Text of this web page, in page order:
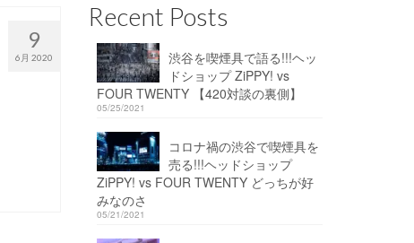
9
6月 2020
Recent Posts
渋谷を喫煙具で語る!!!ヘッ
ドショップ ZiPPY! vs
FOUR TWENTY 【420対談の裏側】
05/25/2021
コロナ禍の渋谷で喫煙具を
売る!!!ヘッドショップ
ZiPPY! vs FOUR TWENTY どっちが好
みなのさ
05/21/2021